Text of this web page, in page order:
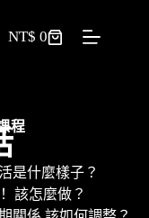
NT$ 0
程
是什麼樣子？
該怎麼做？